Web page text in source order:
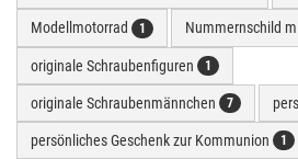
Modellmotorrad 1 Nummernschild
originale Schraubenfiguren 1
originale Schraubenmännchen 7
persönliches Geschenk zur Kommunion 1